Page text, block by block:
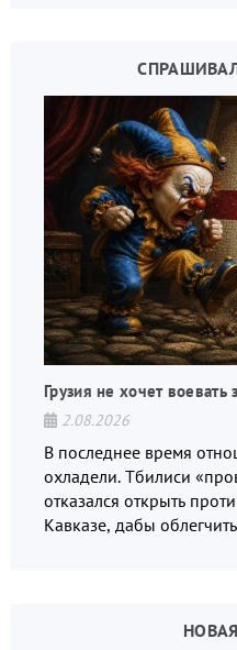
Грузия не хочет воевать
2.08.2026
В последнее время
охладели. Тбилиси
отказался открыть
Кавказе, дабы